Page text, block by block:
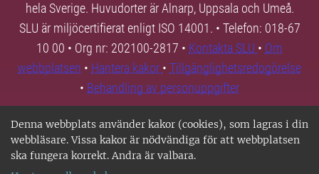
Denna webbplats använder kakor (cookies), som lagras i din
webbläsare. Vissa kakor är nödvändiga för att webbplatsen
ska fungera korrekt. Andra är valbara.
hela Sverige. Huvudorter är Alnarp, Uppsala och Umeå.
SLU är miljöcertifierat enligt ISO 14001. • Telefon: 018-67
10 00 • Org nr: 202100-2817 • Kontakta SLU • Om
webbplatsen • Hantera kakor • Tillgänglighetsredogörelse
• Behandling av personuppgifter